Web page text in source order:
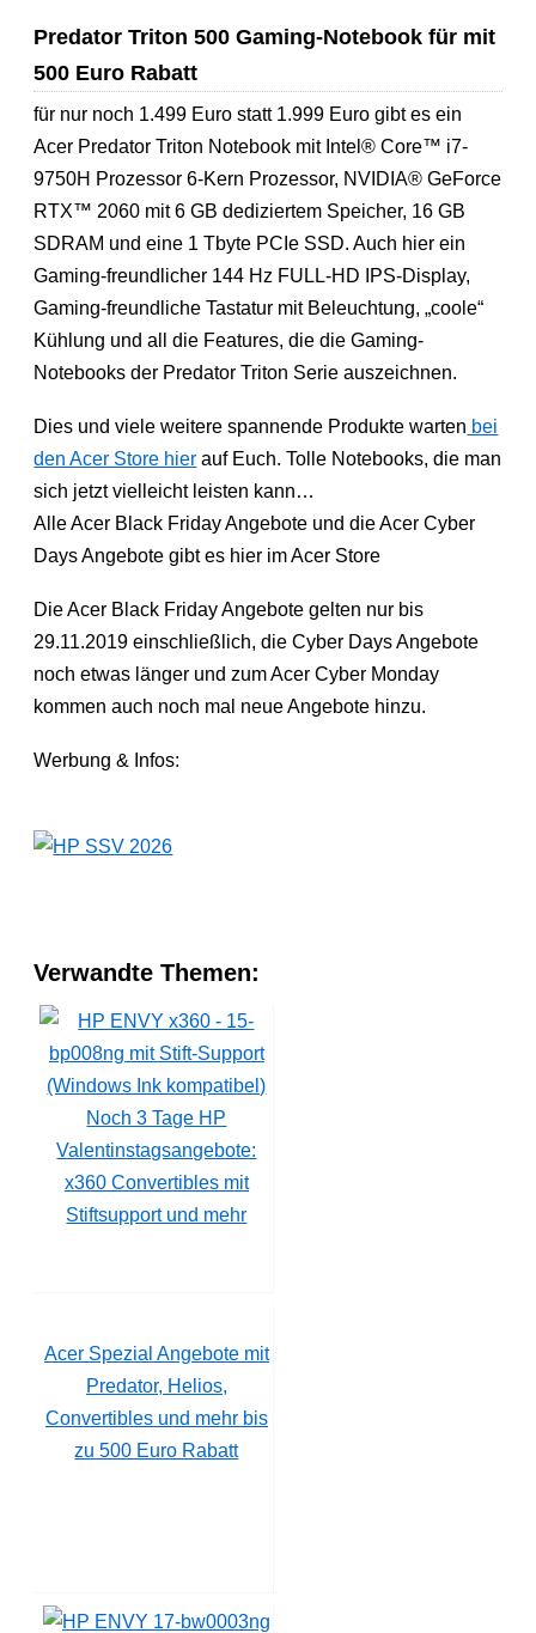
Predator Triton 500 Gaming-Notebook für mit
500 Euro Rabatt
für nur noch 1.499 Euro statt 1.999 Euro gibt es ein
Acer Predator Triton Notebook mit Intel® Core™ i7-
9750H Prozessor 6-Kern Prozessor, NVIDIA® GeForce
RTX™ 2060 mit 6 GB dediziertem Speicher, 16 GB
SDRAM und eine 1 Tbyte PCIe SSD. Auch hier ein
Gaming-freundlicher 144 Hz FULL-HD IPS-Display,
Gaming-freundliche Tastatur mit Beleuchtung, „coole“
Kühlung und all die Features, die die Gaming-
Notebooks der Predator Triton Serie auszeichnen.
Dies und viele weitere spannende Produkte warten bei
den Acer Store hier auf Euch. Tolle Notebooks, die man
sich jetzt vielleicht leisten kann…
Alle Acer Black Friday Angebote und die Acer Cyber
Days Angebote gibt es hier im Acer Store
Die Acer Black Friday Angebote gelten nur bis
29.11.2019 einschließlich, die Cyber Days Angebote
noch etwas länger und zum Acer Cyber Monday
kommen auch noch mal neue Angebote hinzu.
Werbung & Infos:
Verwandte Themen:
Noch 3 Tage HP
Valentinstagsangebote:
x360 Convertibles mit
Stiftsupport und mehr
Acer Spezial Angebote mit
Predator, Helios,
Convertibles und mehr bis
zu 500 Euro Rabatt